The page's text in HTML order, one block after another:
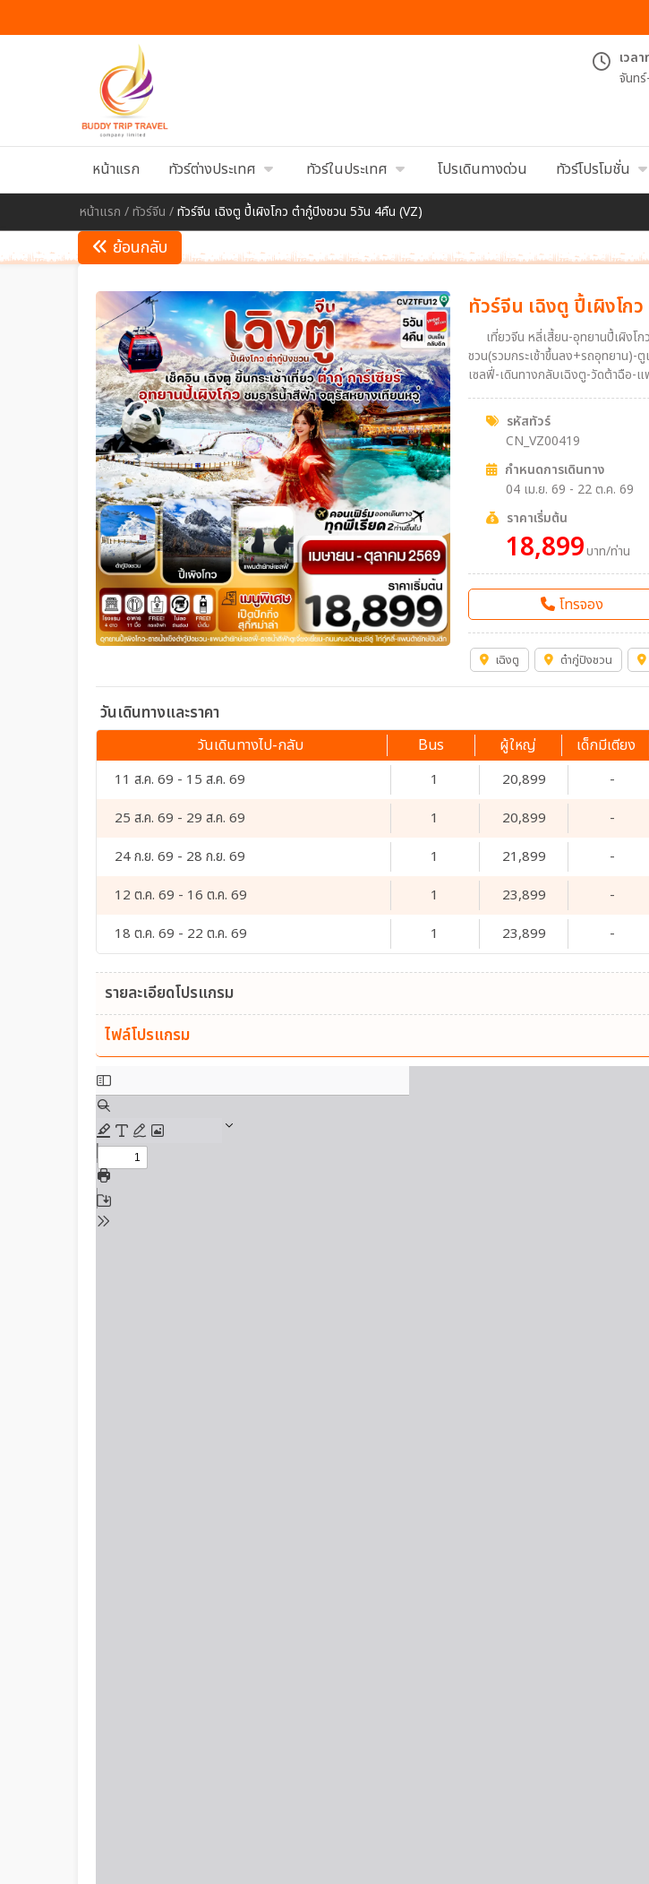
เวล
จันท
หน้าแรก ทัวร์ต่างประเทศ ทัวร์ในประเทศ โปรเดินทางด่วน ทัวร์โปรโมชั่น
หน้าแรก /ทัวร์จีน /ทัวร์จีน เฉิงตู ปี้เผิงโกว ต๋ากู๋ปิงชวน 5วัน 4คืน (VZ)
ย้อนกลับ
ทัวร์จีน เฉิงตู ปี้เผิงโก
เที่ยวจีน หลี่เสี้ยน-อุทยานปี้เผิงโ
ชวน(รวมกระเช้าขึ้นลง+รถอุทยาน)-
เซลฟี่-เดินทางกลับเฉิงตู-วัดต้าฉือ-
รหัสทัวร์
CN_VZ00419
กำหนดการเดินทาง
04 เม.ย. 69 - 22 ต.ค. 69
ราคาเริ่มต้น
18,899บาท/ท่าน
โทรจอง
เฉิงตู ต๋ากู่ปิงชวน
วันเดินทางและราคา
วันเดินทางไป-กลับ Bus ผู้ใหญ่ เด็กมีเตียง
11 ส.ค. 69 - 15 ส.ค. 69 1 20,899 -
25 ส.ค. 69 - 29 ส.ค. 69
1 20,899 -
24 ก.ย. 69 - 28 ก.ย. 69
1 21,899 -
12 ต.ค. 69 - 16 ต.ค. 69
1 23,899 -
18 ต.ค. 69 - 22 ต.ค. 69
1 23,899 -
รายละเอียดโปรแกรม
ไฟล์โปรแกรม